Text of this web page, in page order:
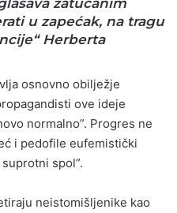
zatucanim
u zapećak, na tragu
Herberta
osnovno obilježje
ove ideje
normalno”. Progres ne
i pedofile eufemistički
spol”.
neistomišljenike kao